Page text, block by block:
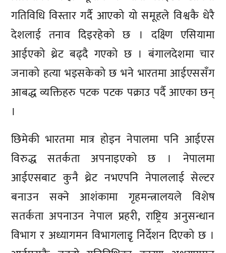
गतिविधि विस्तार गर्दै आएको यो समूहले विश्वकै धेरै
देशलाई तनाव दिइरहेको छ । दक्ष्णि एसियामा
आईएको थ्रेट बढ्दै गएको छ । बंगालदेशमा चार
जनाको हत्या भइसकेको छ भने भारतमा आईएससँग
आबद्ध व्यक्तिहरु पटक पटक पक्राउ पर्दै आएका छन्
।
छिमेकी भारतमा मात्र होइन नेपालमा पनि आईएस
विरुद्ध सतर्कता अपनाइएको छ । नेपालमा
आईएसबाट कुनै थ्रेट नभएपनि नेपाललाई सेल्टर
बनाउन सक्ने आशंकामा गृहमन्त्रालयले विशेष
सतर्कता अपनाउन नेपाल प्रहरी, राष्ट्रिय अनुसन्धान
विभाग र अध्यागमन विभागलाइृ निर्देशन दिएको छ ।